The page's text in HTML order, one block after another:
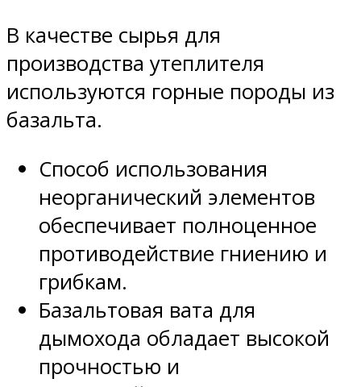
В качестве сырья для
производства утеплителя
используются горные породы из
базальта.
Способ использования
неорганический элементов
обеспечивает полноценное
противодействие гниению и
грибкам.
Базальтовая вата для
дымохода обладает высокой
прочностью и